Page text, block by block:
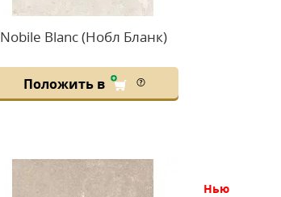
Nobile Blanc (Нобл Бланк)
Положить в
нью